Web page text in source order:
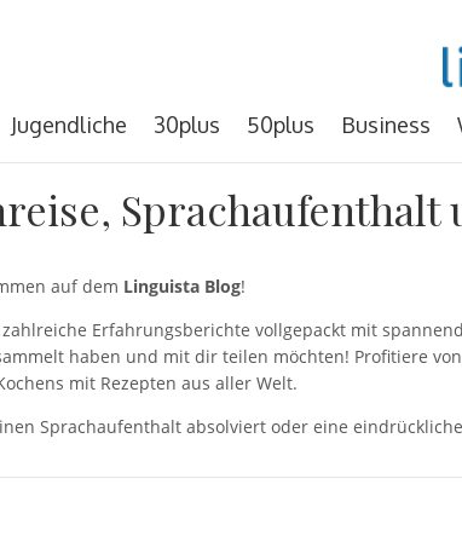
Jugendliche 30plus 50plus Business
auf dem Linguista Blog!
Erfahrungsberichte vollgepackt mit
haben und mit dir teilen möchten! Profitiere
mit Rezepten aus aller Welt.
Sprachaufenthalt absolviert oder eine